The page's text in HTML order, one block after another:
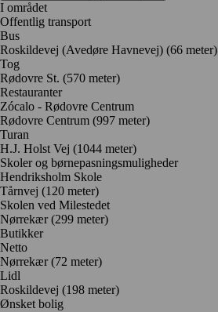
I området
Offentlig transport
Bus
Roskildevej (Avedøre Havnevej) (66 meter)
Tog
Rødovre St. (570 meter)
Restauranter
Zócalo - Rødovre Centrum
Rødovre Centrum (997 meter)
Turan
H.J. Holst Vej (1044 meter)
Skoler og børnepasningsmuligheder
Hendriksholm Skole
Tårnvej (120 meter)
Skolen ved Milestedet
Nørrekær(299 meter)
Butikker
Netto
Nørrekær(72 meter)
Lidl
Roskildevej (198 meter)
Ønsket bolig